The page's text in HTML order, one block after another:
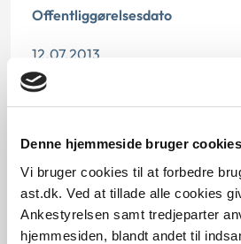
Denne hjemmeside bruger cookies
Vi bruger cookies til at forbedre
ast.dk. Ved at tillade alle cookies
Ankestyrelsen samt tredjeparter
hjemmesiden, blandt andet til
Offentliggørelsesdato
12.07.2013
Paragraf
Journalnummer
20161-95